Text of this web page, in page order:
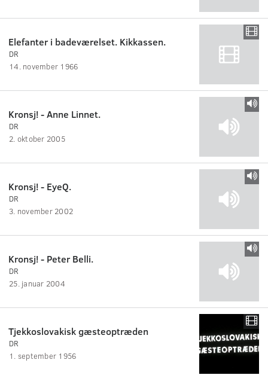
Elefanter i badeværelset. Kikkassen.
DR
14. november 1966
Kronsj! - Anne Linnet.
DR
2. oktober 2005
Kronsj! - EyeQ.
DR
3. november 2002
Kronsj! - Peter Belli.
DR
25. januar 2004
Tjekkoslovakisk gæsteoptræden
DR
1. september 1956